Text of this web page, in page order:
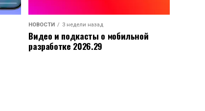
НОВОСТИ 3 недели назад
Видео и подкасты о мобильной
разработке 2026.29